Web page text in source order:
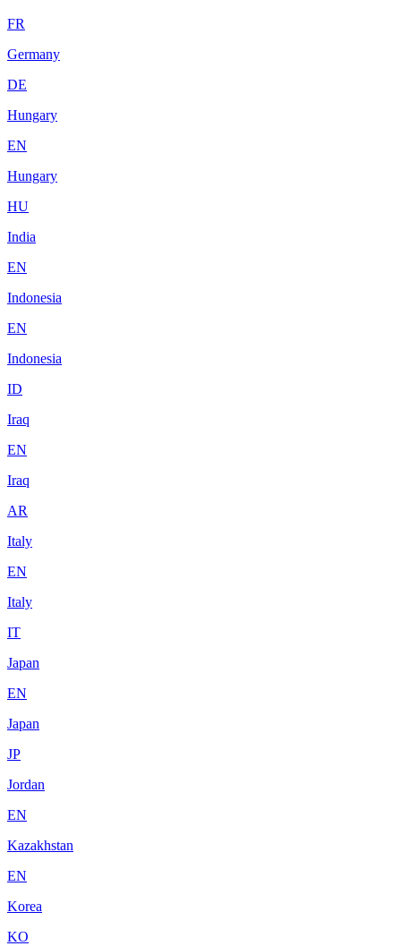
FR
Germany
DE
Hungary
EN
Hungary
HU
India
EN
Indonesia
EN
Indonesia
ID
Iraq
EN
Iraq
AR
Italy
EN
Italy
IT
Japan
EN
Japan
JP
Jordan
EN
Kazakhstan
EN
Korea
KO